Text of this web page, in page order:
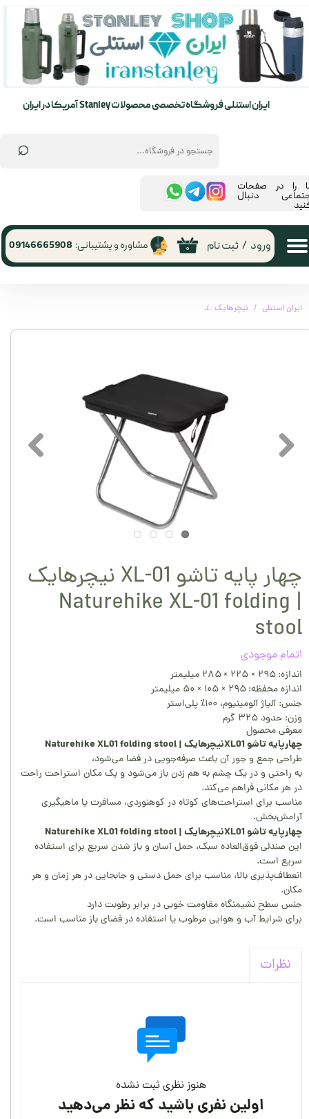
⌕
ایران استنلی فروشگاه تخصصی محصولات Stanley آمریکا در ایران
۰ ورود / ثبت نام
حساب کاربری من
تغییر گذر واژه
مشاوره و پشتیبانی: 09146665908
را در صفحات
دنبال
ایران استنلی نیچرهایک
چهار پایه تاشو XL-01 نیچرهایک
| Naturehike XL-01 folding
stool
اتمام موجودی
اندازه: ۲۹۵ × ۲۲۵ × ۲۸۵ میلیمتر
اندازه محفظه: ۲۹۵ × ۱۰۵ × ۵۰ میلیمتر
جنس: آلیاژ آلومینیوم، ۱۰۰٪ پلی‌استر
وزن: حدود ۳۲۵ گرم
معرفی محصول
چهارپایه تاشو XL01نیچرهایک | Naturehike XL01 folding stool
طراحی جمع و جور آن باعث صرفه‌جویی در فضا می‌شود،
به راحتی و در یک چشم به هم زدن باز می‌شود و یک مکان استراحت راحت
در هر مکانی فراهم می‌کند.
مناسب برای استراحت‌های کوتاه در کوهنوردی، مسافرت یا ماهیگیری
آرامش‌بخش.
چهارپایه تاشو XL01نیچرهایک | Naturehike XL01 folding stool
این صندلی فوق‌العاده سبک، حمل آسان و باز شدن سریع برای استفاده
سریع است.
انعطاف‌پذیری بالا، مناسب برای حمل دستی و جابجایی در هر زمان و هر
مکان.
جنس سطح نشیمنگاه مقاومت خوبی در برابر رطوبت دارد
برای شرایط آب و هوایی مرطوب یا استفاده در فضای باز مناسب است.
نظرات
هنوز نظری ثبت نشده
اولین نفری باشید که نظر می‌دهید